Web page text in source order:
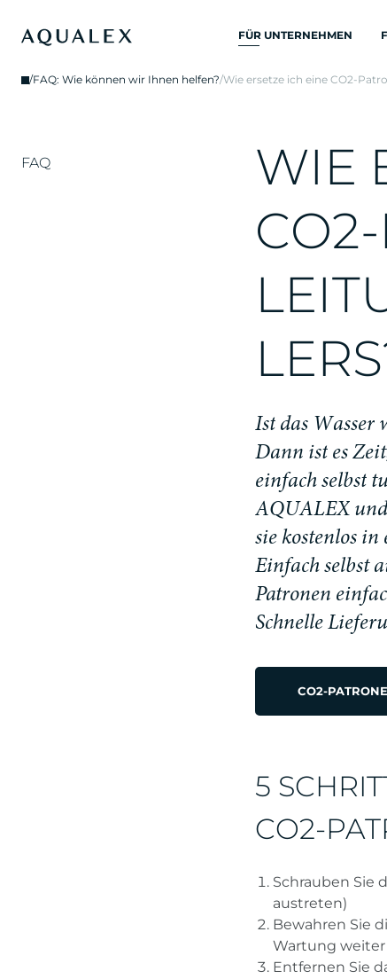
FÜR UNTERNEHMEN
ALLE
KÜCHENARMATUREN
WASSERSPENDER
WASSERFILTER
/FAQ: Wie können wir Ihnen helfen?/Wie ersetze ich eine CO2-
FAQ WIE
CO2-
LEIT
LERS
Ist das Wasser
Dann ist es Zeit
einfach selbst tu
AQUALEX und
sie kostenlos in
Einfach selbst
Patronen
Schnelle
CO2-
5
CO2-
Schrauben Sie
austreten)
Bewahren Sie
Wartung weiter
Entfernen Sie